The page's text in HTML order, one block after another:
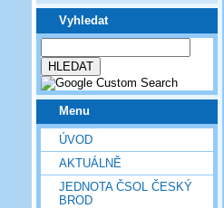
Vyhledat
Menu
ÚVOD
AKTUÁLNĚ
JEDNOTA ČSOL ČESKÝ
BROD